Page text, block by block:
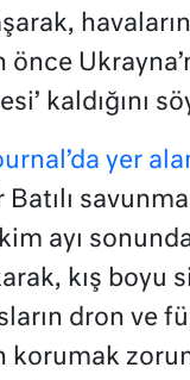
havaların
kaldığını
yer
Batılı
ayı
kış boyu
dron ve
korumak